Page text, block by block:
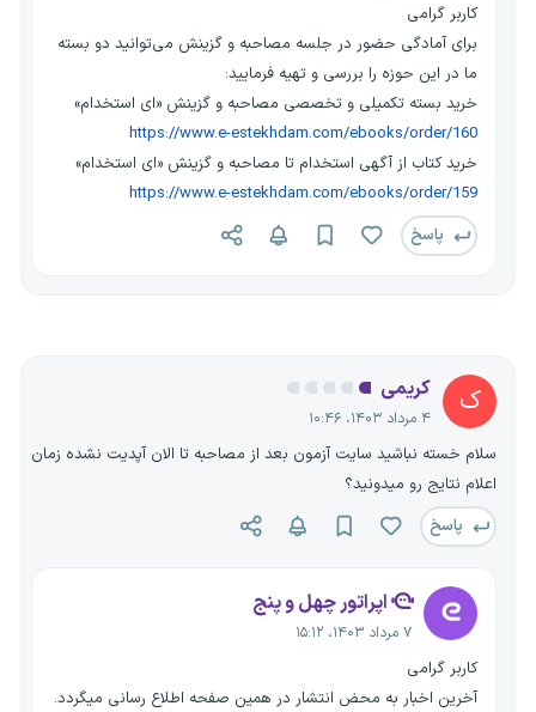
کاربر گرامی
برای آمادگی حضور در جلسه مصاحبه و گزینش می‌توانید دو بسته
ما در این حوزه را بررسی و تهیه فرمایید:
خرید بسته تکمیلی و تخصصی مصاحبه و گزینش «ای استخدام»
https://www.e-estekhdam.com/ebooks/order/160
خرید کتاب از آگهی استخدام تا مصاحبه و گزینش «ای استخدام»
https://www.e-estekhdam.com/ebooks/order/159
پاسخ
ک کریمی
۴ مرداد ۱۴۰۳، ۱۰:۴۶
سلام خسته نباشید سایت آزمون بعد از مصاحبه تا الان آپدیت نشده زمان
اعلام نتایج رو میدونید؟
پاسخ
اپراتور چهل و پنج
۷ مرداد ۱۴۰۳، ۱۵:۱۲
کاربر گرامی
آخرین اخبار به محض انتشار در همین صفحه اطلاع رسانی میگردد.